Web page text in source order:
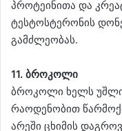
პროტეინითა და
ტესტოსტერონის
გამძლეობას.
11. ბროკოლი
ბროკოლი ხელს
რაოდენობით
არეში ცხიმის